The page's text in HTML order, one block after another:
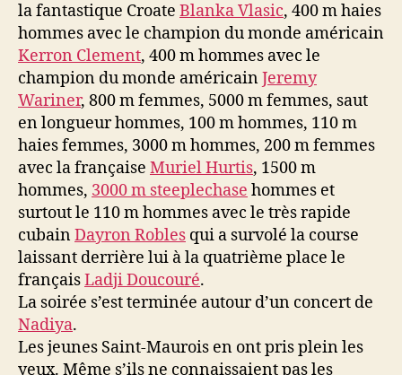
la fantastique Croate Blanka Vlasic, 400 m haies
hommes avec le champion du monde américain
Kerron Clement, 400 m hommes avec le
champion du monde américainJeremy
Wariner, 800 m femmes, 5000 m femmes, saut
en longueur hommes, 100 m hommes, 110 m
haies femmes, 3000 m hommes, 200 m femmes
avec la française Muriel Hurtis, 1500 m
hommes, 3000 m steeplechase hommes et
surtout le 110 m hommes avec le très rapide
cubainDayron Robles qui a survolé la course
laissant derrière lui à la quatrième place le
françaisLadji Doucouré.
La soirée s’est terminée autour d’un concert de
Nadiya.
Les jeunes Saint-Maurois en ont pris plein les
yeux. Même s’ils ne connaissaient pas les